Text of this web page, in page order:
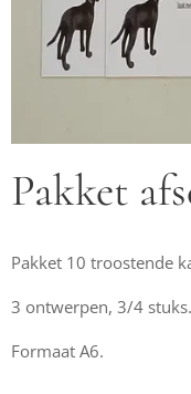
Pakket
Pakket 10 troostende
3 ontwerpen, 3/4 stuks.
Formaat A6.